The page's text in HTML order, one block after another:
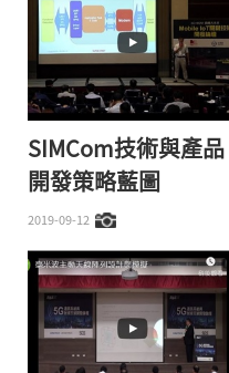
SIMCom技術與產品
開發策略藍圖
2019-09-12